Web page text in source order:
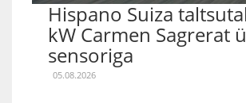
Hispano Suiza
kW Carmen Sagrerat
sensoriga
05.08.2026